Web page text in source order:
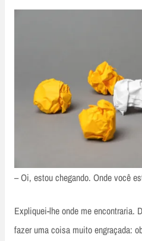
– Oi, estou chegando. Onde você
Expliquei-lhe onde me encontraria.
fazer uma coisa muito engraçada: